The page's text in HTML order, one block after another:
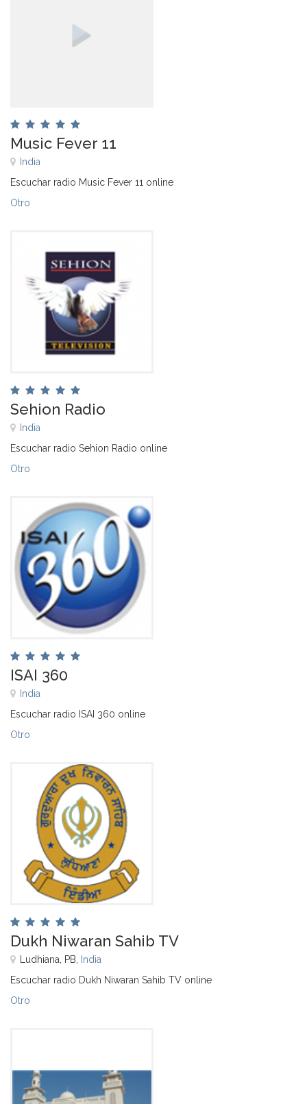
Music Fever 11
India
Escuchar radio Music Fever 11 online
Otro
Sehion Radio
India
Escuchar radio Sehion Radio online
Otro
ISAI 360
India
Escuchar radio ISAI 360 online
Otro
Dukh Niwaran Sahib TV
Ludhiana, PB, India
Escuchar radio Dukh Niwaran Sahib TV online
Otro